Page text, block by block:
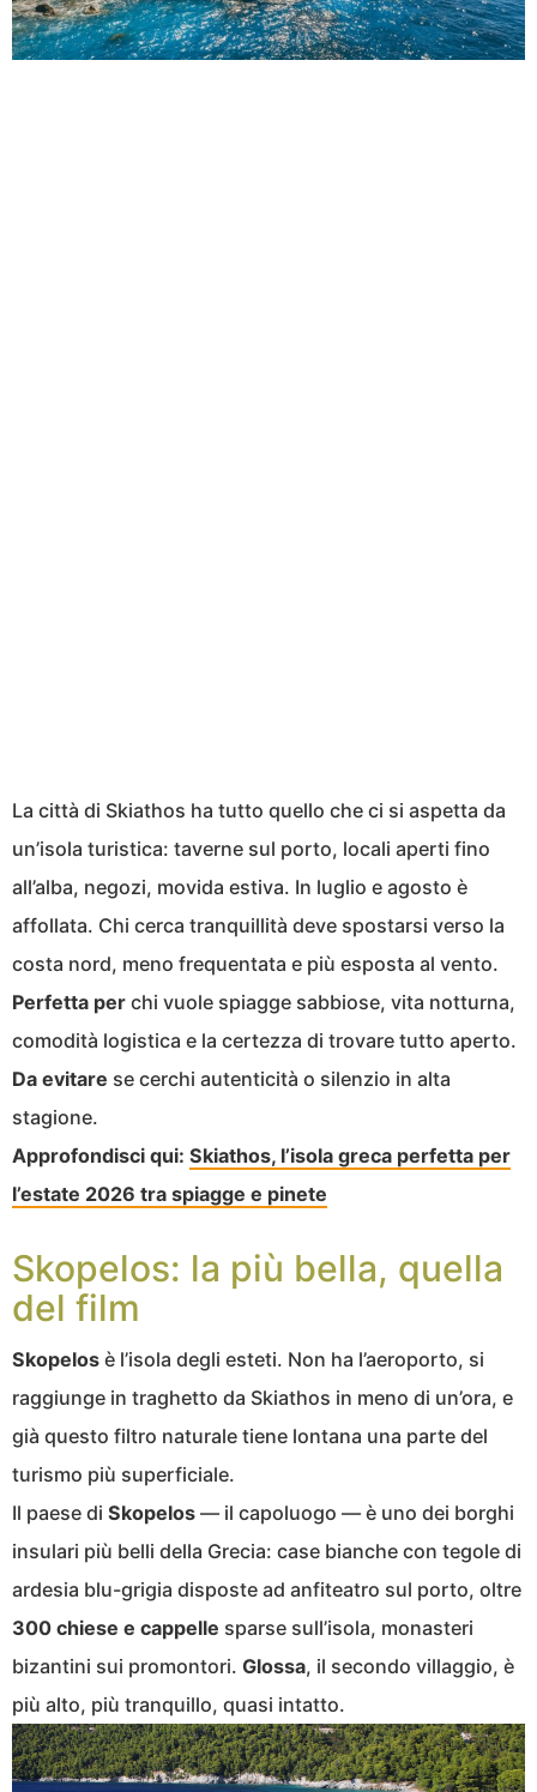
La città di Skiathos ha tutto quello che ci si aspetta da
un’isola turistica: taverne sul porto, locali aperti fino
all’alba, negozi, movida estiva. In luglio e agosto è
affollata. Chi cerca tranquillità deve spostarsi verso la
costa nord, meno frequentata e più esposta al vento.
Perfetta per chi vuole spiagge sabbiose, vita notturna,
comodità logistica e la certezza di trovare tutto aperto.
Da evitare se cerchi autenticità o silenzio in alta
stagione.
Approfondisci qui: Skiathos, l’isola greca perfetta per
l’estate 2026 tra spiagge e pinete
Skopelos: la più bella, quella
del film
Skopelos è l’isola degli esteti. Non ha l’aeroporto, si
raggiunge in traghetto da Skiathos in meno di un’ora, e
già questo filtro naturale tiene lontana una parte del
turismo più superficiale.
Il paese di Skopelos — il capoluogo — è uno dei borghi
insulari più belli della Grecia: case bianche con tegole di
ardesia blu-grigia disposte ad anfiteatro sul porto, oltre
300 chiese e cappelle sparse sull’isola, monasteri
bizantini sui promontori. Glossa, il secondo villaggio, è
più alto, più tranquillo, quasi intatto.